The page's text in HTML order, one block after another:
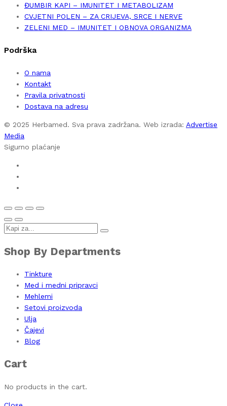
ĐUMBIR KAPI – IMUNITET I METABOLIZAM
CVJETNI POLEN – ZA CRIJEVA, SRCE I NERVE
ZELENI MED – IMUNITET I OBNOVA ORGANIZMA
Podrška
O nama
Kontakt
Pravila privatnosti
Dostava na adresu
© 2025 Herbamed. Sva prava zadržana. Web izrada: Advertise
Media
Sigurno plaćanje
Shop By Departments
Tinkture
Med i medni pripravci
Mehlemi
Setovi proizvoda
Ulja
Čajevi
Blog
Cart
No products in the cart.